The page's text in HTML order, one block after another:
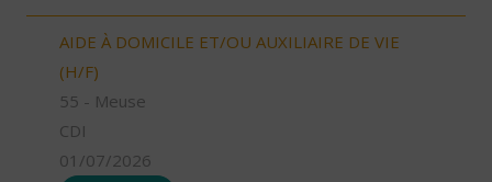
AIDE À DOMICILE ET/OU AUXILIAIRE DE VIE
(H/F)
55 - Meuse
CDI
01/07/2026